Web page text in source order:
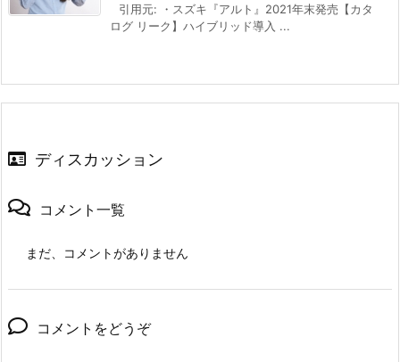
引用元: ・スズキ『アルト』2021年末発売【カタ
ログ リーク】ハイブリッド導入 ...
ディスカッション
コメント一覧
まだ、コメントがありません
コメントをどうぞ